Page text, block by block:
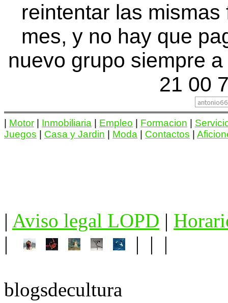
reintentar las
mes, y no hay que
nuevo grupo siempre
21 00
Motor Inmobiliaria Empleo Formacion
Juegos
Casa y Jardin Moda Contactos
| Aviso legal LOPD |
|
| | |
blogsdecultura